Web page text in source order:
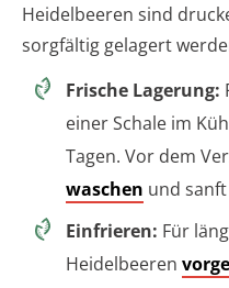
Heidelbeeren sind
sorgfältig gelagert
Frische Lagerung:
einer Schale im
Tagen. Vor dem
waschen und
Einfrieren: Für
Heidelbeeren